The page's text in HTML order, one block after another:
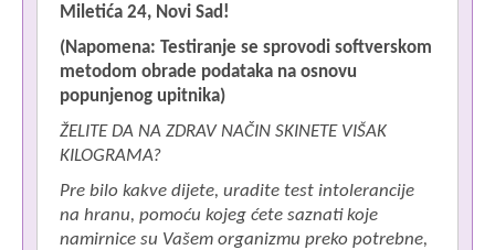
Miletića 24, Novi Sad!
(Napomena: Testiranje se sprovodi softverskom
metodom obrade podataka na osnovu
popunjenog upitnika)
ŽELITE DA NA ZDRAV NAČIN SKINETE VIŠAK
KILOGRAMA?
Pre bilo kakve dijete, uradite test intolerancije
na hranu, pomoću kojeg ćete saznati koje
namirnice su Vašem organizmu preko potrebne,